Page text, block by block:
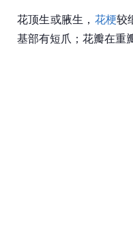
花顶生或腋生， 花梗较
基部有短爪；花瓣在重